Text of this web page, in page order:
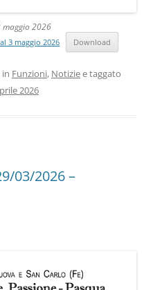
maggio 2026
3 maggio 2026 Download
Funzioni, Notiziee taggato
2026
03/2026 –